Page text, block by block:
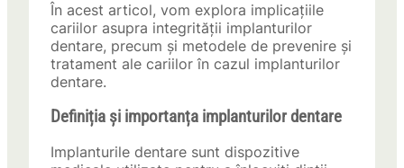
În acest articol, vom explora implicațiile
cariilor asupra integrității implanturilor
dentare, precum și metodele de prevenire și
tratament ale cariilor în cazul implanturilor
dentare.
Definiția și importanța implanturilor dentare
Implanturile dentare sunt dispozitive